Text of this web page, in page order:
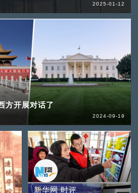
2025-01-12
方开展对话了
2024-09-19
新华网 时评